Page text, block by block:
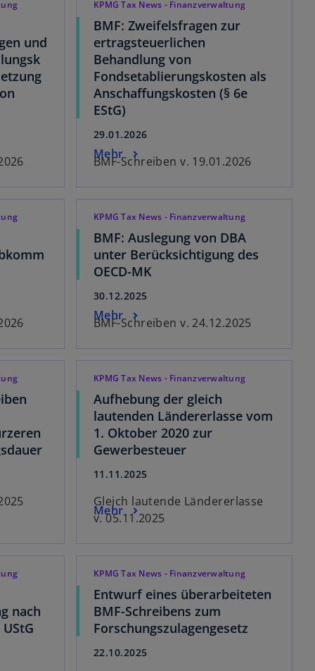
t
e
und
KPMG Tax News - Finanzverwaltung
BMF: Zweifelsfragen zur
ertragsteuerlichen
Behandlung von
Fondsetablierungskosten als
Anschaffungskosten (§ 6e
EStG)
29.01.2026
BMF-Schreiben v. 19.01.2026
Mehr
KPMG Tax News - Finanzverwaltung
BMF: Auslegung von DBA
unter Berücksichtigung des
OECD-MK
30.12.2025
BMF-Schreiben v. 24.12.2025
Mehr
KPMG Tax News - Finanzverwaltung
Aufhebung der gleich
lautenden Ländererlasse vom
1. Oktober 2020 zur
Gewerbesteuer
11.11.2025
Gleich lautende Ländererlasse
v. 05.11.2025
Mehr
nach
KPMG Tax News - Finanzverwaltung
Entwurf eines überarbeiteten
BMF-Schreibens zum
Forschungszulagengesetz
22.10.2025